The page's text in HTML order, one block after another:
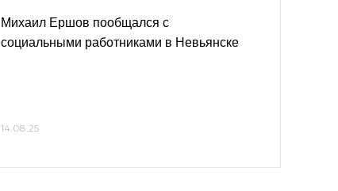
Михаил Ершов пообщался с
социальными работниками в Невьянске
14.08.25